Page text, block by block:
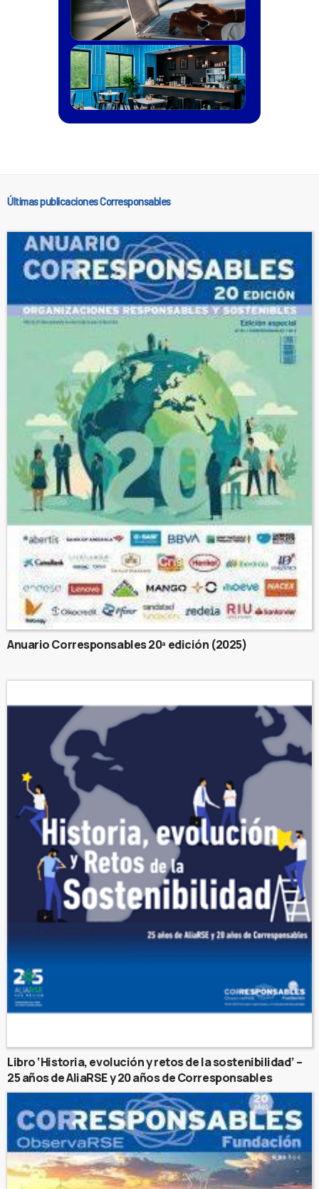
Últimas publicaciones Corresponsables
Anuario Corresponsables 20ª edición (2025)
Libro ‘Historia, evolución y retos de la sostenibilidad’ –
25 años de AliaRSE y 20 años de Corresponsables